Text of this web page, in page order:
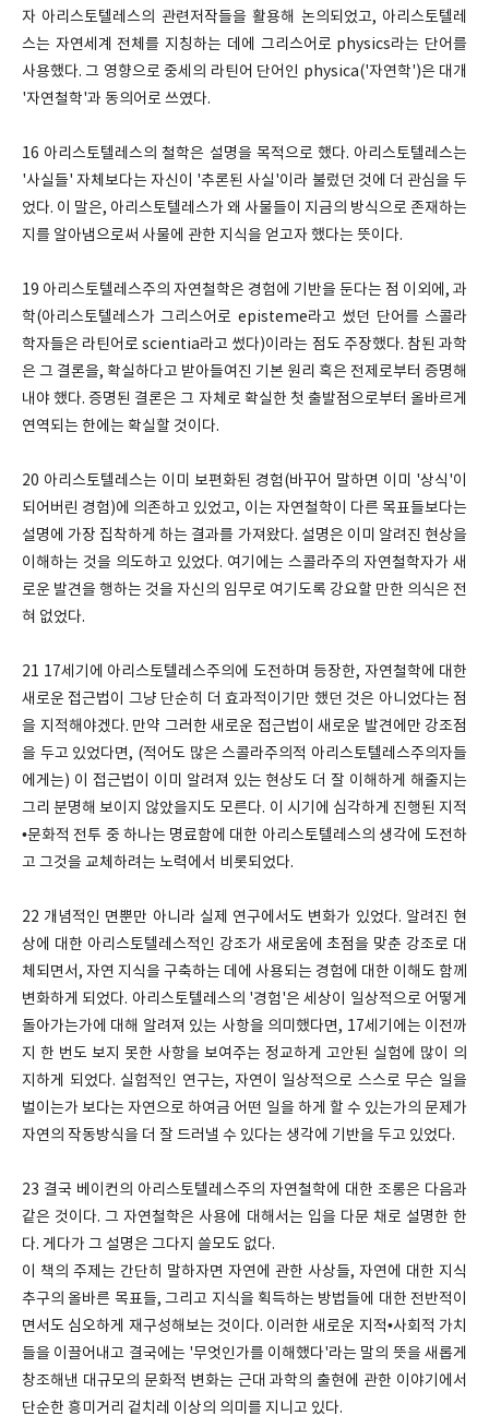
자 아리스토텔레스의 관련저작들을 활용해 논의되었고, 아리스토텔레
스는 자연세계 전체를 지칭하는 데에 그리스어로 physics라는 단어를
사용했다. 그 영향으로 중세의 라틴어 단어인 physica('자연학')은 대개
'자연철학'과 동의어로 쓰였다.
16 아리스토텔레스의 철학은 설명을 목적으로 했다. 아리스토텔레스는
'사실들' 자체보다는 자신이 '추론된 사실'이라 불렀던 것에 더 관심을 두
었다. 이 말은, 아리스토텔레스가 왜 사물들이 지금의 방식으로 존재하는
지를 알아냄으로써 사물에 관한 지식을 얻고자 했다는 뜻이다.
19 아리스토텔레스주의 자연철학은 경험에 기반을 둔다는 점 이외에, 과
학(아리스토텔레스가 그리스어로 episteme라고 썼던 단어를 스콜라
학자들은 라틴어로 scientia라고 썼다)이라는 점도 주장했다. 참된 과학
은 그 결론을, 확실하다고 받아들여진 기본 원리 혹은 전제로부터 증명해
내야 했다. 증명된 결론은 그 자체로 확실한 첫 출발점으로부터 올바르게
연역되는 한에는 확실할 것이다.
20 아리스토텔레스는 이미 보편화된 경험(바꾸어 말하면 이미 '상식'이
되어버린 경험)에 의존하고 있었고, 이는 자연철학이 다른 목표들보다는
설명에 가장 집착하게 하는 결과를 가져왔다. 설명은 이미 알려진 현상을
이해하는 것을 의도하고 있었다. 여기에는 스콜라주의 자연철학자가 새
로운 발견을 행하는 것을 자신의 임무로 여기도록 강요할 만한 의식은 전
혀 없었다.
21 17세기에 아리스토텔레스주의에 도전하며 등장한, 자연철학에 대한
새로운 접근법이 그냥 단순히 더 효과적이기만 했던 것은 아니었다는 점
을 지적해야겠다. 만약 그러한 새로운 접근법이 새로운 발견에만 강조점
을 두고 있었다면, (적어도 많은 스콜라주의적 아리스토텔레스주의자들
에게는) 이 접근법이 이미 알려져 있는 현상도 더 잘 이해하게 해줄지는
그리 분명해 보이지 않았을지도 모른다. 이 시기에 심각하게 진행된 지적
•문화적 전투 중 하나는 명료함에 대한 아리스토텔레스의 생각에 도전하
고 그것을 교체하려는 노력에서 비롯되었다.
22 개념적인 면뿐만 아니라 실제 연구에서도 변화가 있었다. 알려진 현
상에 대한 아리스토텔레스적인 강조가 새로움에 초점을 맞춘 강조로 대
체되면서, 자연 지식을 구축하는 데에 사용되는 경험에 대한 이해도 함께
변화하게 되었다. 아리스토텔레스의 '경험'은 세상이 일상적으로 어떻게
돌아가는가에 대해 알려져 있는 사항을 의미했다면, 17세기에는 이전까
지 한 번도 보지 못한 사항을 보여주는 정교하게 고안된 실험에 많이 의
지하게 되었다. 실험적인 연구는, 자연이 일상적으로 스스로 무슨 일을
벌이는가 보다는 자연으로 하여금 어떤 일을 하게 할 수 있는가의 문제가
자연의 작동방식을 더 잘 드러낼 수 있다는 생각에 기반을 두고 있었다.
23 결국 베이컨의 아리스토텔레스주의 자연철학에 대한 조롱은 다음과
같은 것이다. 그 자연철학은 사용에 대해서는 입을 다문 채로 설명한 한
다. 게다가 그 설명은 그다지 쓸모도 없다.
이 책의 주제는 간단히 말하자면 자연에 관한 사상들, 자연에 대한 지식
추구의 올바른 목표들, 그리고 지식을 획득하는 방법들에 대한 전반적이
면서도 심오하게 재구성해보는 것이다. 이러한 새로운 지적•사회적 가치
들을 이끌어내고 결국에는 '무엇인가를 이해했다'라는 말의 뜻을 새롭게
창조해낸 대규모의 문화적 변화는 근대 과학의 출현에 관한 이야기에서
단순한 흥미거리 겉치레 이상의 의미를 지니고 있다.